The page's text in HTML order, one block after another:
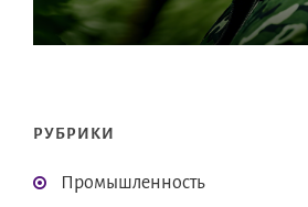
РУБРИКИ
Промышленность